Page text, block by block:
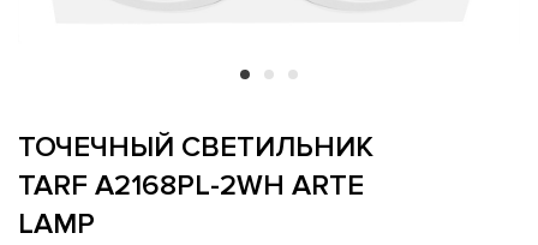
ТОЧЕЧНЫЙ СВЕТИЛЬНИК
TARF A2168PL-2WH ARTE
LAMP